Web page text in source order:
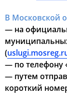
В Московской
— на
(
— по телефону
— путем
короткий